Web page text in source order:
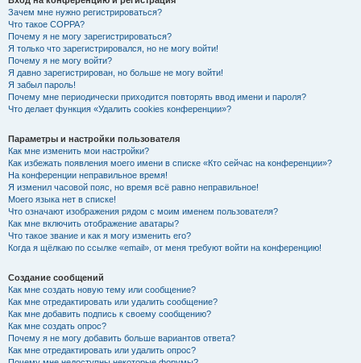
Зачем мне нужно регистрироваться?
Что такое COPPA?
Почему я не могу зарегистрироваться?
Я только что зарегистрировался, но не могу войти!
Почему я не могу войти?
Я давно зарегистрирован, но больше не могу войти!
Я забыл пароль!
Почему мне периодически приходится повторять ввод имени и пароля?
Что делает функция «Удалить cookies конференции»?
Параметры и настройки пользователя
Как мне изменить мои настройки?
Как избежать появления моего имени в списке «Кто сейчас на конференции»?
На конференции неправильное время!
Я изменил часовой пояс, но время всё равно неправильное!
Моего языка нет в списке!
Что означают изображения рядом с моим именем пользователя?
Как мне включить отображение аватары?
Что такое звание и как я могу изменить его?
Когда я щёлкаю по ссылке «email», от меня требуют войти на конференцию!
Создание сообщений
Как мне создать новую тему или сообщение?
Как мне отредактировать или удалить сообщение?
Как мне добавить подпись к своему сообщению?
Как мне создать опрос?
Почему я не могу добавить больше вариантов ответа?
Как мне отредактировать или удалить опрос?